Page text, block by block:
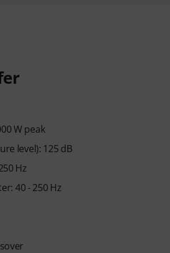
W peak
level): 125 dB
Hz
40 - 250 Hz